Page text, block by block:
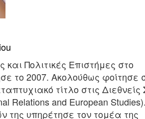
Πολιτικές Επιστήμες στο
το 2007. Ακολούθως φοίτησε
τίτλο στις Διεθνείς
Relations and European
υπηρέτησε τον τομέα της